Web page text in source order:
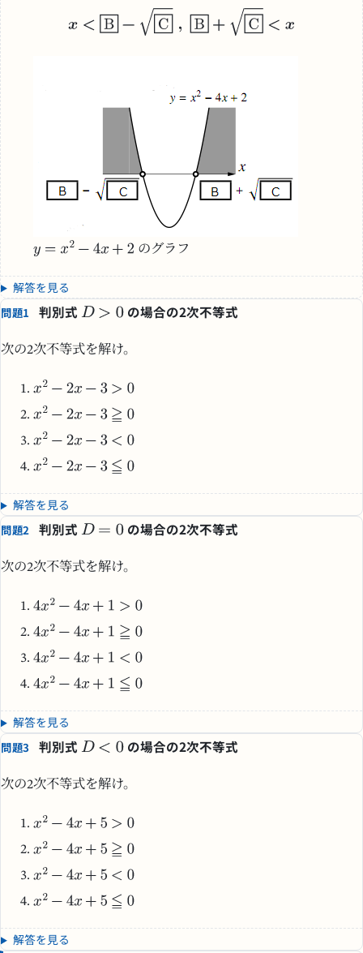
のグラフ
解答を見る
問題1
判別式 の場合の2次不等式
次の2次不等式を解け。
解答を見る
問題2
判別式 の場合の2次不等式
次の2次不等式を解け。
解答を見る
問題3
判別式 の場合の2次不等式
次の2次不等式を解け。
解答を見る